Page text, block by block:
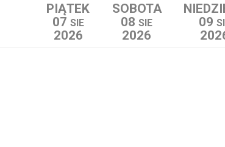
PIĄTEK
07 SIE
2026
SOBOTA
08 SIE
2026
09